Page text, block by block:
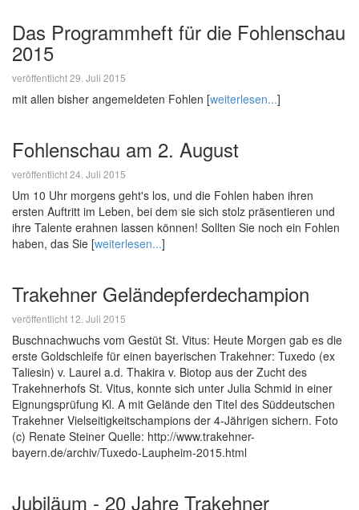
Das Programmheft für die Fohlenschau
2015
veröffentlicht 29. Juli 2015
mit allen bisher angemeldeten Fohlen [weiterlesen...]
Fohlenschau am 2. August
veröffentlicht 24. Juli 2015
Um 10 Uhr morgens geht's los, und die Fohlen haben ihren
ersten Auftritt im Leben, bei dem sie sich stolz präsentieren und
ihre Talente erahnen lassen können! Sollten Sie noch ein Fohlen
haben, das Sie [weiterlesen...]
Trakehner Geländepferdechampion
veröffentlicht 12. Juli 2015
Buschnachwuchs vom Gestüt St. Vitus: Heute Morgen gab es die
erste Goldschleife für einen bayerischen Trakehner: Tuxedo (ex
Taliesin) v. Laurel a.d. Thakira v. Biotop aus der Zucht des
Trakehnerhofs St. Vitus, konnte sich unter Julia Schmid in einer
Eignungsprüfung Kl. A mit Gelände den Titel des Süddeutschen
Trakehner Vielseitigkeitschampions der 4-Jährigen sichern. Foto
(c) Renate Steiner Quelle: http://www.trakehner-
bayern.de/archiv/Tuxedo-Laupheim-2015.html
Jubiläum - 20 Jahre Trakehner